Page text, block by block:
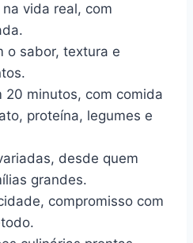
vida real, com
o sabor, textura e
20 minutos, com comida
proteína, legumes e
desde quem
grandes.
compromisso com